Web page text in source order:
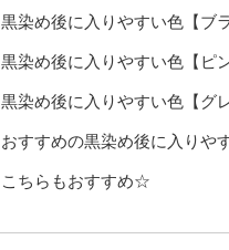
黒染め後に入りやすい色【ブ
黒染め後に入りやすい色【ピン
黒染め後に入りやすい色【グ
おすすめの黒染め後に入りや
こちらもおすすめ☆